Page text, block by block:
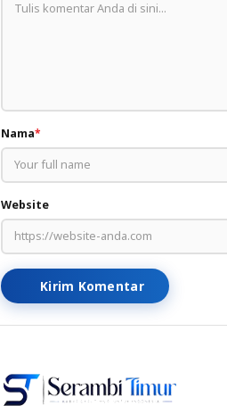
Nama*
Website
Kirim Komentar